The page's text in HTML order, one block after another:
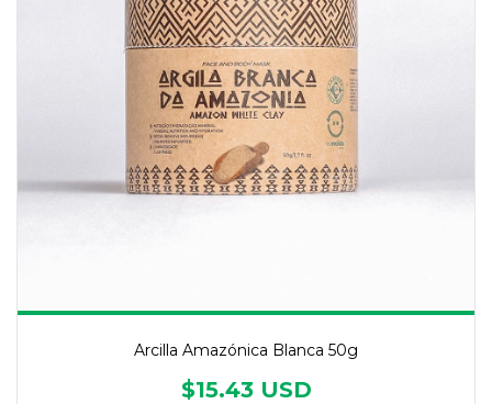
Arcilla Amazónica Blanca 50g
$15.43 USD